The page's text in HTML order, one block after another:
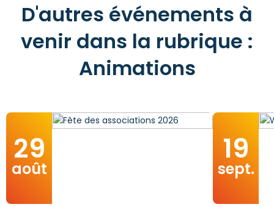
D'autres événements à
venir dans la rubrique :
Animations
29
août
19
sept.